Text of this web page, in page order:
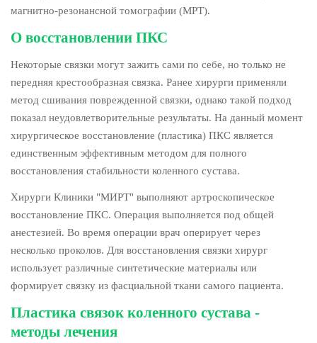
магнитно-резонансной томографии (МРТ).
О восстановлении ПКС
Некоторые связки могут зажить сами по себе, но только не
передняя крестообразная связка. Ранее хирурги применяли
метод сшивания поврежденной связки, однако такой подход
показал неудовлетворительные результаты. На данный момент
хирургическое восстановление (пластика) ПКС является
единственным эффективным методом для полного
восстановления стабильности коленного сустава.
Хирурги Клиники "МИРТ" выполняют артроскопическое
восстановление ПКС. Операция выполняется под общей
анестезией. Во время операции врач оперирует через
несколько проколов. Для восстановления связки хирург
использует различные синтетические материалы или
формирует связку из фасциальной ткани самого пациента.
Пластика связок коленного сустава -
методы лечения